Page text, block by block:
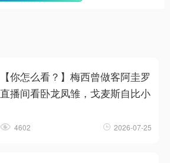
【你怎么看？】梅西曾做客阿圭罗
直播间看卧龙凤雏，戈麦斯自比小
4602 2026-07-25